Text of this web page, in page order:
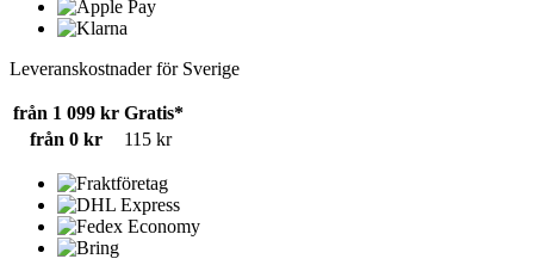
Leveranskostnader för Sverige
från 1 099 kr Gratis*
från 0 kr
115 kr